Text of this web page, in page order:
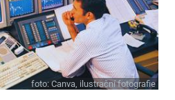
foto: Canva, ilustrační fotografie